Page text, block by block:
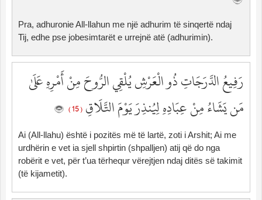
Pra, adhuronie All-llahun me një adhurim të sinqertë ndaj
Tij, edhe pse jobesimtarët e urrejnë atë (adhurimin).
رَفِيعُ الدَّرَجَاتِ ذُو الْعَرْشِ يُلْقِي الرُّوحَ مِنْ أَمْرِهِ عَلَىٰ
مَن يَشَاءُ مِنْ عِبَادِهِ لِيُنذِرَ يَوْمَ التَّلَاقِ ( 15 )
Ai (All-llahu) është i pozitës më të lartë, zoti i Arshit; Ai me
urdhërin e vet ia sjell shpirtin (shpalljen) atij që do nga
robërit e vet, për t’ua tërhequr vërejtjen ndaj ditës së takimit
(të kijametit).